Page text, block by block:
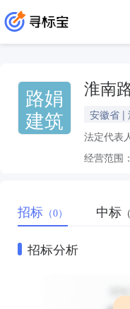
路娟
建筑
淮南
安徽省 |
法定代表
经营范围：
招标 （0） 中标
招标分析